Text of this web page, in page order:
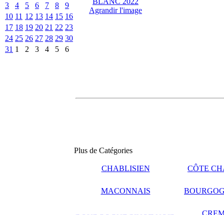
3
4 5 6 7 8
9
10 11 12 13 14 15 16
17 18 19 20 21 22 23
24 25 26 27 28 29 30
31 1 2 3 4 5 6
Agrandir l'image
Plus de Catégories
CHABLISIEN CÔTE
MACONNAIS